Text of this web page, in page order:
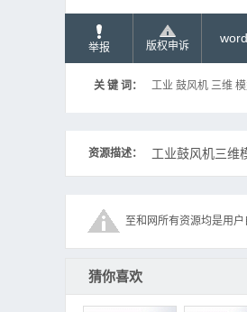
举报 版权申诉
关 键 词： 工业 鼓风机 三维
资源描述： 工业鼓风机三维
至和网所有资源均是用
猜你喜欢